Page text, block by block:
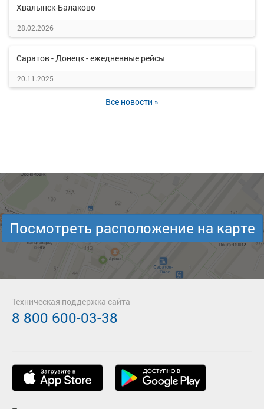
Хвалынск-Балаково
28.02.2026
Саратов - Донецк - ежедневные рейсы
20.11.2025
Все новости »
Посмотреть расположение на карте
Техническая поддержка сайта
8 800 600-03-38